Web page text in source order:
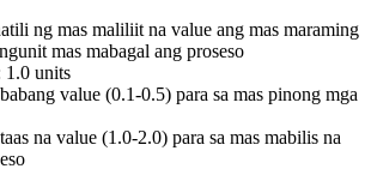
ng mas maliliit na value ang mas maraming
mas mabagal ang proseso
1.0 units
value (0.1-0.5) para sa mas pinong mga
na value (1.0-2.0) para sa mas mabilis na